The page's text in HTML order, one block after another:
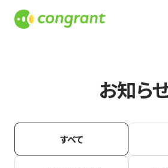
お知ら
すべて